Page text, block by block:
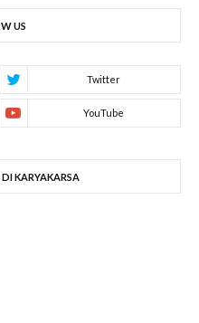
US
KARYAKARSA